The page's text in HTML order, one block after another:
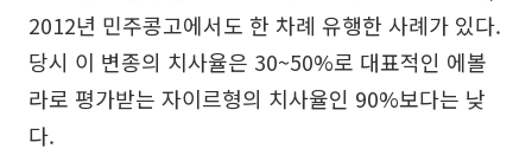
2012년 민주콩고에서도 한 차례 유행한 사례가 있다.
당시 이 변종의 치사율은 30~50%로 대표적인 에볼
라로 평가받는 자이르형의 치사율인 90%보다는 낮
다.